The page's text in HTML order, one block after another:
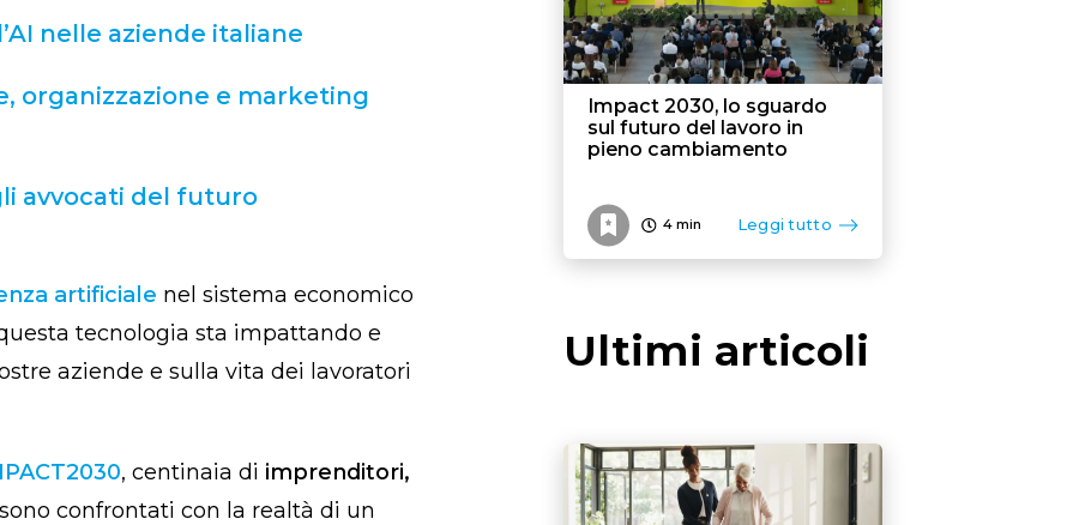
nelle aziende italiane
organizzazione e marketing
avvocati del futuro
artificiale nel sistema economico
tecnologia sta impattando e
aziende e sulla vita dei lavoratori
, centinaia di imprenditori,
confrontati con la realtà di un
Impact 2030, lo sguardo
sul futuro del lavoro in
pieno cambiamento
4 min Leggi tutto
Ultimi articoli